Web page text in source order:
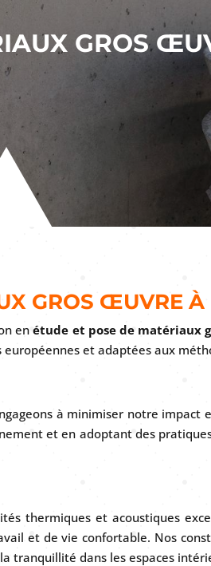
GROS
GROS ŒUVRE
enétude et pose de matériaux
et adaptées aux
à minimiser notre
et en adoptant des
thermiques et acoustiques
et de vie confortable. Nos
tranquillité dans les espaces